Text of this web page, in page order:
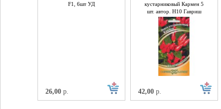
F1, 6шт УД
26,00 р.
кустарниковый Кармен 5
шт. автор. Н10 Гавриш
42,00 р.